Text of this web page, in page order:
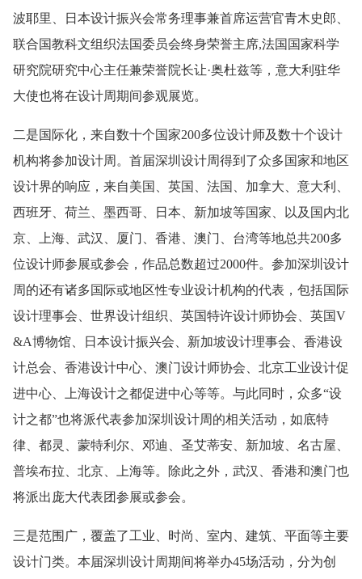
波耶里、日本设计振兴会常务理事兼首席运营官青木史郎、
联合国教科文组织法国委员会终身荣誉主席,法国国家科学
研究院研究中心主任兼荣誉院长让·奥杜兹等，意大利驻华
大使也将在设计周期间参观展览。
二是国际化，来自数十个国家200多位设计师及数十个设计
机构将参加设计周。首届深圳设计周得到了众多国家和地区
设计界的响应，来自美国、英国、法国、加拿大、意大利、
西班牙、荷兰、墨西哥、日本、新加坡等国家、以及国内北
京、上海、武汉、厦门、香港、澳门、台湾等地总共200多
位设计师参展或参会，作品总数超过2000件。参加深圳设计
周的还有诸多国际或地区性专业设计机构的代表，包括国际
设计理事会、世界设计组织、英国特许设计师协会、英国V
&A博物馆、日本设计振兴会、新加坡设计理事会、香港设
计总会、香港设计中心、澳门设计师协会、北京工业设计促
进中心、上海设计之都促进中心等等。与此同时，众多“设
计之都”也将派代表参加深圳设计周的相关活动，如底特
律、都灵、蒙特利尔、邓迪、圣艾蒂安、新加坡、名古屋、
普埃布拉、北京、上海等。除此之外，武汉、香港和澳门也
将派出庞大代表团参展或参会。
三是范围广，覆盖了工业、时尚、室内、建筑、平面等主要
设计门类。本届深圳设计周期间将举办45场活动，分为创